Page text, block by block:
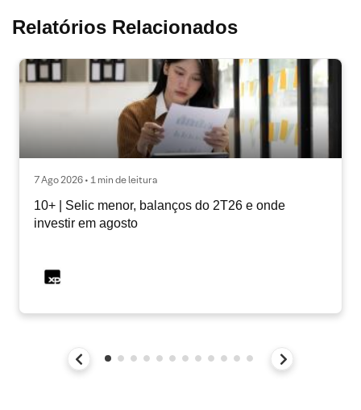
Relatórios Relacionados
7 Ago 2026 • 1 min de leitura
10+ | Selic menor, balanços do 2T26 e onde
investir em agosto